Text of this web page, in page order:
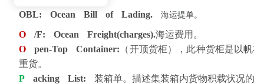
OBL: Ocean Bill of Lading. 海运提单。
O /F: Ocean Freight(charges).海运费用。
O
pen-Top Container: （开顶货柜），此种货柜是以
重货。
P
acking List: 装箱单。描述集装箱内货物积载状况